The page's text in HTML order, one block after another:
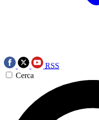
RSS
Cerca